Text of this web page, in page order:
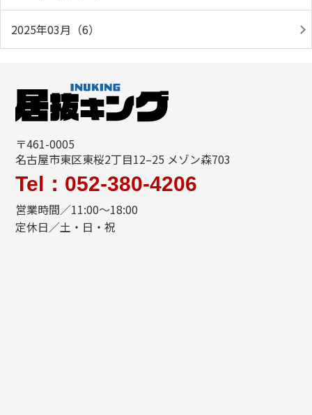
2025年03月（6）
〒461-0005
名古屋市東区東桜2丁目12–25 メゾン森703
Tel：052-380-4206
営業時間／11:00〜18:00
定休日／土・日・祝